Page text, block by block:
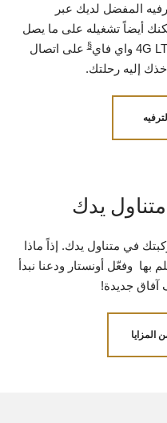
المفضل لديك عبر
أيضاً تشغيله على ما يصل
على اتصال
إليه رحلتك.
يدك
في متناول يدك. إذاً ماذا
وفعّل أونستار ودعنا نبدأ
جديدة!